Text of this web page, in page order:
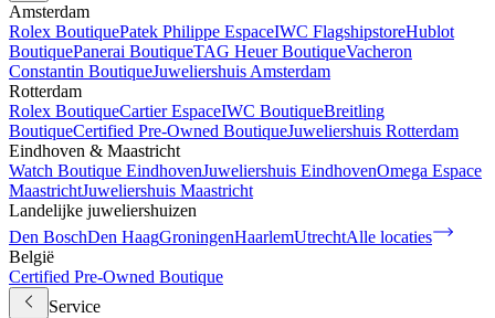
Amsterdam
Rolex BoutiquePatek Philippe EspaceIWC FlagshipstoreHublot
BoutiquePanerai BoutiqueTAG Heuer BoutiqueVacheron
Constantin BoutiqueJuweliershuis Amsterdam
Rotterdam
Rolex BoutiqueCartier EspaceIWC BoutiqueBreitling
BoutiqueCertified Pre-Owned BoutiqueJuweliershuis Rotterdam
Eindhoven & Maastricht
Watch Boutique EindhovenJuweliershuis EindhovenOmega Espace
MaastrichtJuweliershuis Maastricht
Landelijke juweliershuizen
Den BoschDen HaagGroningenHaarlemUtrechtAlle locaties
België
Certified Pre-Owned Boutique
Service